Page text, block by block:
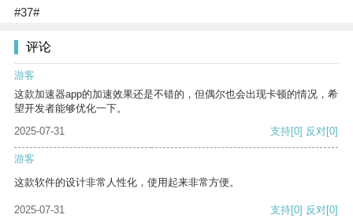
#37#
评论
游客
这款加速器app的加速效果还是不错的，但偶尔也会出现卡顿的情况，希
望开发者能够优化一下。
2025-07-31
支持[0] 反对[0]
游客
这款软件的设计非常人性化，使用起来非常方便。
2025-07-31 支持[0] 反对[0]